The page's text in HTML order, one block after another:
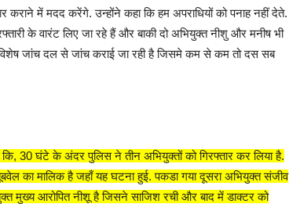
में मदद करेंगे. उन्होंने कहा कि हम अपराधियों को पनाह नहीं देते.
के वारंट लिए जा रहे हैं और बाकी दो अभियुक्त नीशु और मनीष भी
जांच दल से जांच कराई जा रही है जिसमे कम से कम तो दस सब
30 घंटे के अंदर पुलिस ने तीन अभियुक्तों को गिरफ्तार कर लिया है.
का मालिक है जहाँ यह घटना हुई. पकडा गया दूसरा अभियुक्त संजीव
मुख्य आरोपित नीशू है जिसने साजिश रची और बाद में डाक्टर को